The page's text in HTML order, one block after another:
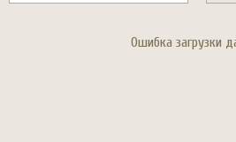
Ошибка загрузки